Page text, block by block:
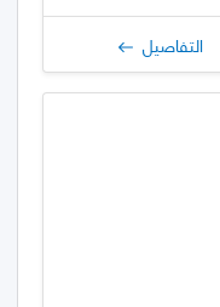
التفاصيل